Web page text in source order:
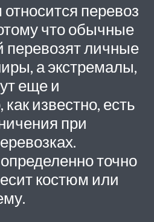
перевоз
что обычные
перевозят личные
а экстремалы,
еще и
известно, есть
при
точно
костюм или